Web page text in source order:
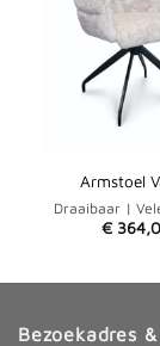
Armstoel
Draaibaar |
€
Bezoekadres